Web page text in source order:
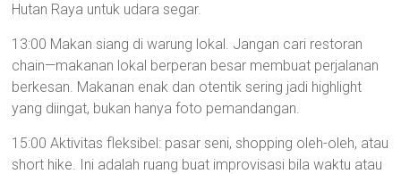
Hutan Raya untuk udara segar.
13:00 Makan siang di warung lokal. Jangan cari restoran
chain—makanan lokal berperan besar membuat perjalanan
berkesan. Makanan enak dan otentik sering jadi highlight
yang diingat, bukan hanya foto pemandangan.
15:00 Aktivitas fleksibel: pasar seni, shopping oleh-oleh, atau
short hike. Ini adalah ruang buat improvisasi bila waktu atau